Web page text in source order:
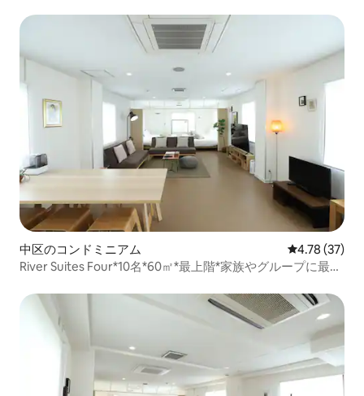
中区のコンドミニアム レビュー37
4.78 (37)
River Suites Four*10名*60㎡*最上階*家族やグループに最適